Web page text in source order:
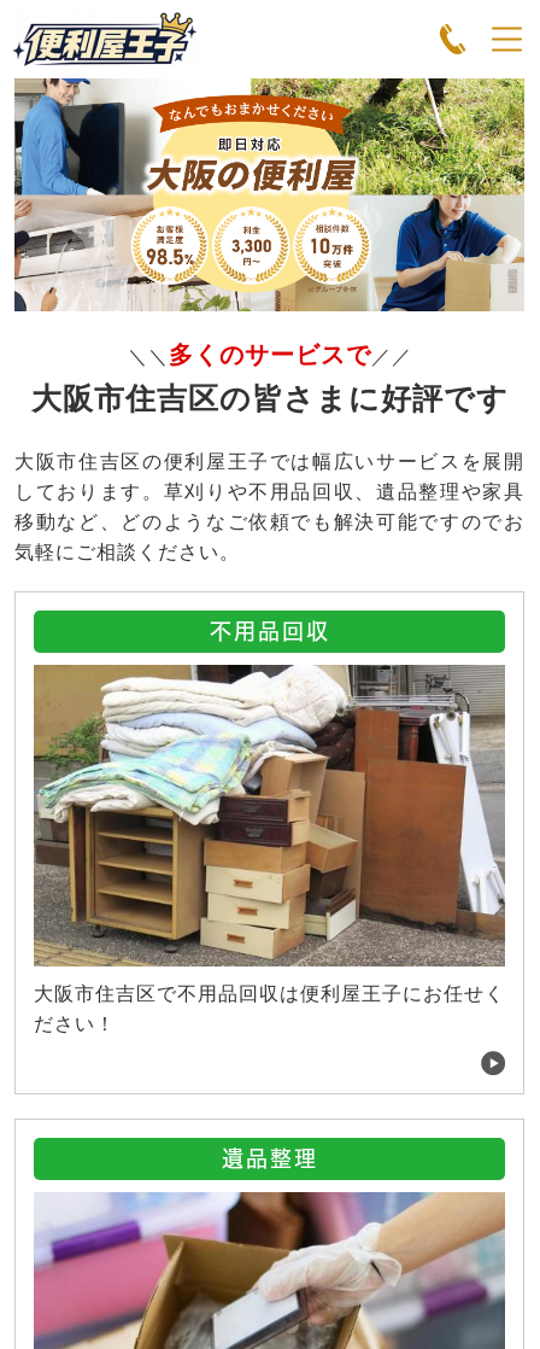
＼＼ 多くのサービスで／／
大阪市住吉区の皆さまに好評です
大阪市住吉区の便利屋王子では幅広いサービスを展開
しております。草刈りや不用品回収、遺品整理や家具
移動など、どのようなご依頼でも解決可能ですのでお
気軽にご相談ください。
不用品回収
大阪市住吉区で不用品回収は便利屋王子にお任せく
ださい！
遺品整理